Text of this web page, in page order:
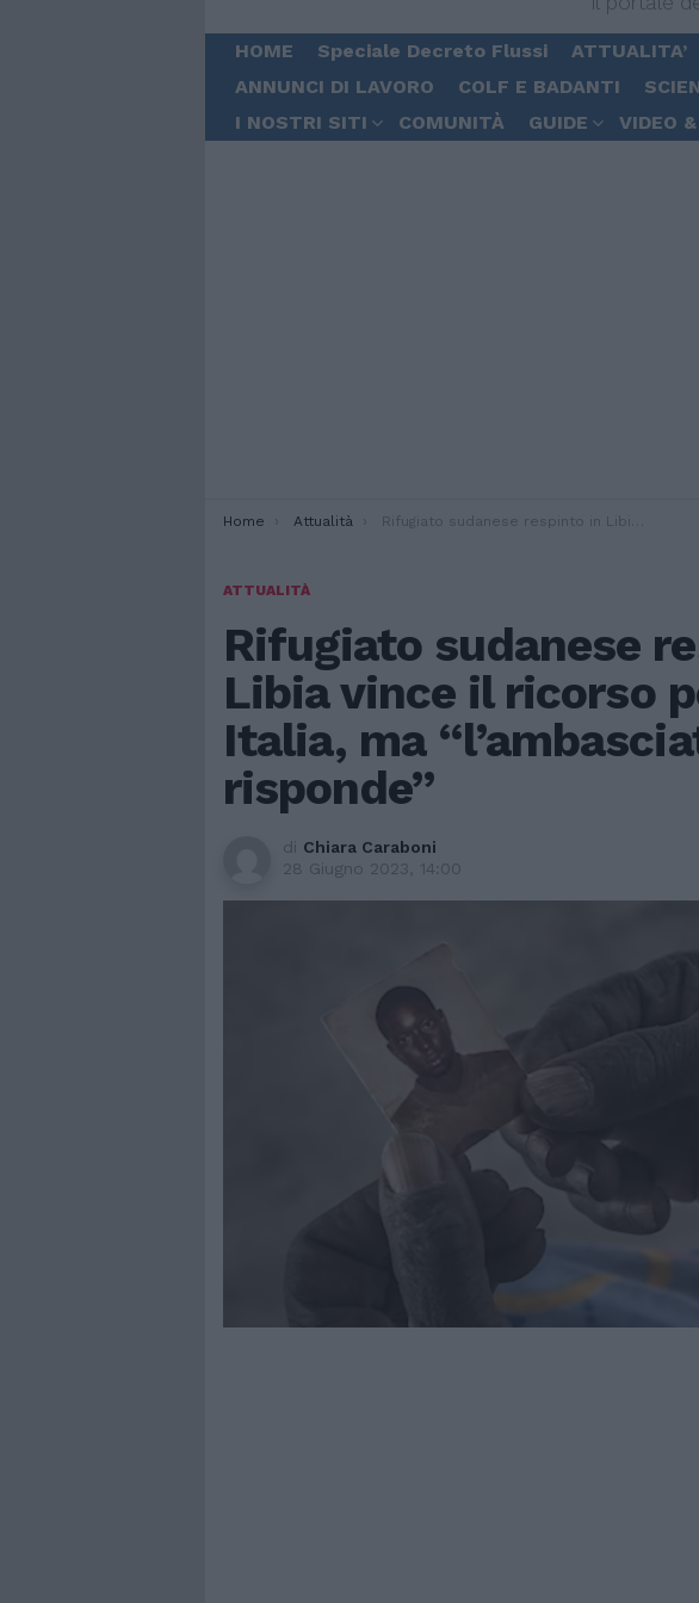
HOME Speciale Decreto Flussi ATTUALITA’
ANNUNCI DI LAVORO
COLF E BADANTI
I NOSTRI SITI
COMUNITÀ GUIDE VIDEO
You are here:
Home Attualità Rifugiato sudanese respinto in Libia vince il ricorso per venire in Italia, ma “l’ambasciata non risponde”
ATTUALITÀ
Rifugiato sudanese
Libia vince il ricorso
Italia, ma
risponde”
di Chiara Caraboni
28 Giugno 2023, 14:00